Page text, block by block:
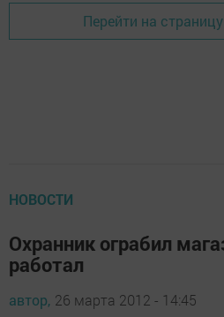
Перейти на
НОВОСТИ
Охранник ограбил
работал
автор, 26 марта 2012 - 14:45